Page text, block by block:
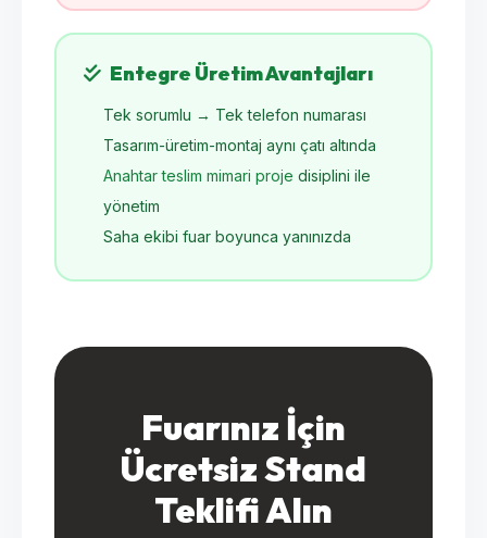
Entegre Üretim Avantajları
Tek sorumlu → Tek telefon numarası
Tasarım-üretim-montaj aynı çatı altında
Anahtar teslim mimari proje disiplini ile
yönetim
Saha ekibi fuar boyunca yanınızda
Fuarınız İçin
Ücretsiz Stand
Teklifi Alın